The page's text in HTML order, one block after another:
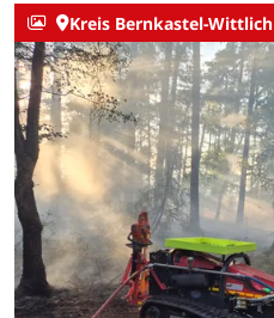
Kreis Bernkastel-Wittlich